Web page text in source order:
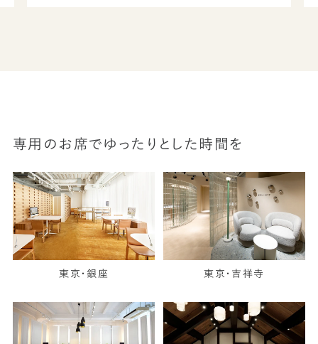
専用のお席でゆったりとした時間を
東京・銀座 東京・吉祥寺